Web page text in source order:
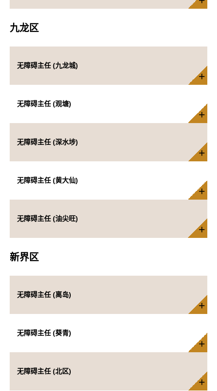
九龙区
无障碍主任 (九龙城)
无障碍主任 (观塘)
无障碍主任 (深水埗)
无障碍主任 (黄大仙)
无障碍主任 (油尖旺)
新界区
无障碍主任 (离岛)
无障碍主任 (葵青)
无障碍主任 (北区)